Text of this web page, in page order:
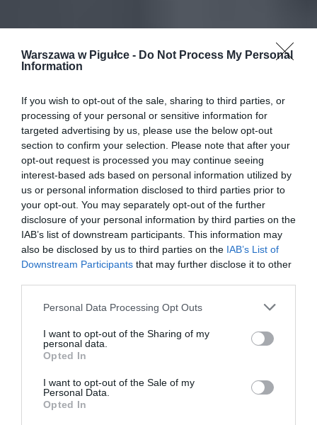
Warszawa w Pigułce - Do Not Process My Personal
Information
If you wish to opt-out of the sale, sharing to third parties, or
processing of your personal or sensitive information for
targeted advertising by us, please use the below opt-out
section to confirm your selection. Please note that after your
opt-out request is processed you may continue seeing
interest-based ads based on personal information utilized by
us or personal information disclosed to third parties prior to
your opt-out. You may separately opt-out of the further
disclosure of your personal information by third parties on the
IAB’s list of downstream participants. This information may
also be disclosed by us to third parties on the IAB’s List of
Downstream Participants that may further disclose it to other
Personal Data Processing Opt Outs
I want to opt-out of the Sharing of my
personal data.
Opted In
I want to opt-out of the Sale of my
Personal Data.
Opted In